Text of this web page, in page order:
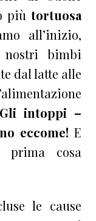
più tortuosa
all’inizio,
nostri bimbi
dal latte alle
Gli intoppi –
eccome! E
prima cosa
le cause